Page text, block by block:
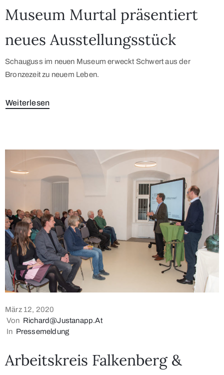
Museum Murtal präsentiert
neues Ausstellungsstück
Schauguss im neuen Museum erweckt Schwert aus der
Bronzezeit zu neuem Leben.
Weiterlesen
März 12, 2020
Von Richard@justanapp.at
In Pressemeldung
Arbeitskreis Falkenberg &